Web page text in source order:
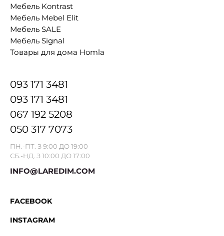
Мебель Kontrast
Мебель Mebel Elit
Мебель SALE
Мебель Signal
Товары для дома Homla
093 171 3481
093 171 3481
067 192 5208
050 317 7073
ПН.-ПТ. З 9:00 ДО 19:00
СБ.-НД. З 10:00 ДО 17:00
INFO@LAREDIM.COM
FACEBOOK
INSTAGRAM